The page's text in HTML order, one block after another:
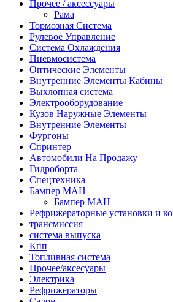
Прочее / аксессуары
Рама
Тормозная Система
Рулевое Управление
Система Охлаждения
Пневмосистема
Оптические Элементы
Внутренние Элементы Кабины
Выхлопная система
Электрооборудование
Кузов Наружные Элементы
Внутренние Элементы
Фургоны
Спринтер
Автомобили На Продажу
Гидроборта
Спецтехника
Бампер МАН
Бампер МАН
Рефрижераторные установки и
трансмиссия
система выпуска
Кпп
Топливная система
Прочее/аксесуары
Электрика
Рефрижераторы